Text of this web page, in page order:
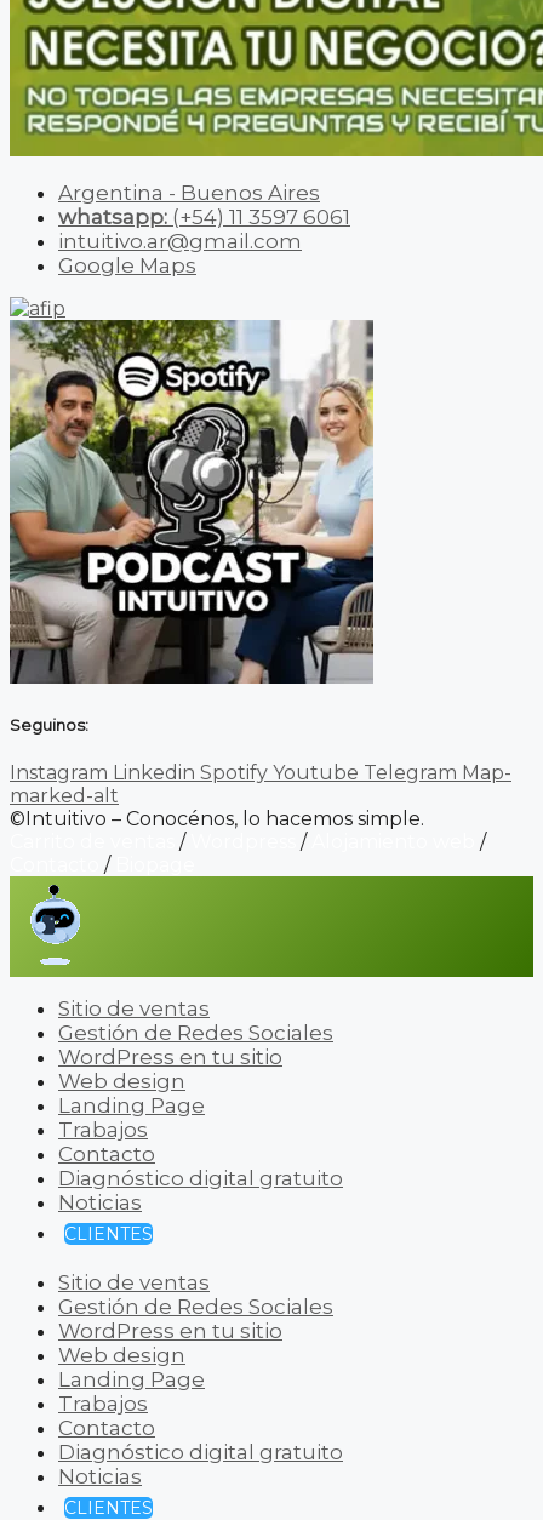
Argentina - Buenos Aires
whatsapp: (+54) 11 3597 6061
intuitivo.ar@gmail.com
Google Maps
Seguinos:
Instagram Linkedin Spotify Youtube Telegram Map-
marked-alt
©Intuitivo – Conocénos, lo hacemos simple.
/ /
/
/
Sitio de ventas
Gestión de Redes Sociales
WordPress en tu sitio
Web design
Landing Page
Trabajos
Contacto
Diagnóstico digital gratuito
Noticias
CLIENTES
Sitio de ventas
Gestión de Redes Sociales
WordPress en tu sitio
Web design
Landing Page
Trabajos
Contacto
Diagnóstico digital gratuito
Noticias
CLIENTES